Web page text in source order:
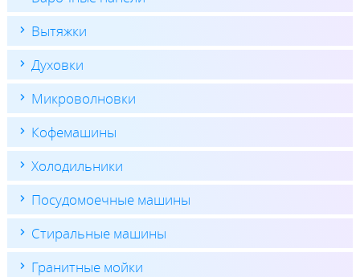
Вытяжки
Духовки
Микроволновки
Кофемашины
Холодильники
Посудомоечные машины
Стиральные машины
Гранитные мойки